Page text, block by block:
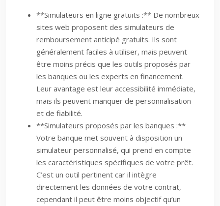
**Simulateurs en ligne gratuits :** De nombreux
sites web proposent des simulateurs de
remboursement anticipé gratuits. Ils sont
généralement faciles à utiliser, mais peuvent
être moins précis que les outils proposés par
les banques ou les experts en financement.
Leur avantage est leur accessibilité immédiate,
mais ils peuvent manquer de personnalisation
et de fiabilité.
**Simulateurs proposés par les banques :**
Votre banque met souvent à disposition un
simulateur personnalisé, qui prend en compte
les caractéristiques spécifiques de votre prêt.
C’est un outil pertinent car il intègre
directement les données de votre contrat,
cependant il peut être moins objectif qu’un